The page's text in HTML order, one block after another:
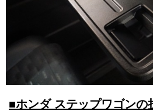
■ホンダ ステップワゴンの